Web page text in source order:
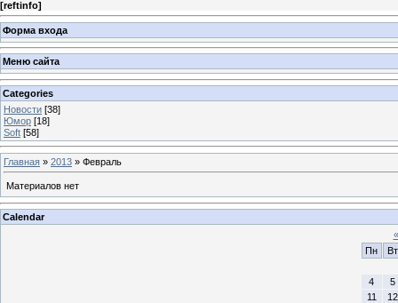
[reftinfo]
Форма входа
Меню сайта
Categories
Новости [38]
Юмор [18]
Soft [58]
Главная » 2013 » Февраль
Материалов нет
Calendar
«
Пн
Вт
4
5
11
12